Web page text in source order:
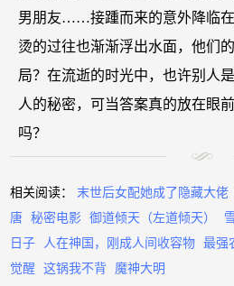
男朋友……接踵而来的意外降临
烫的过往也渐渐浮出水面，他们
局？在流逝的时光中，也许别人
人的秘密，可当答案真的放在眼
吗？
相关阅读：末世后女配她成了隐藏大佬
唐
秘密电影 御道倾天（左道倾天）
日子
人在神国，刚成人间收容物 最强
觉醒
这锅我不背 魔神大明